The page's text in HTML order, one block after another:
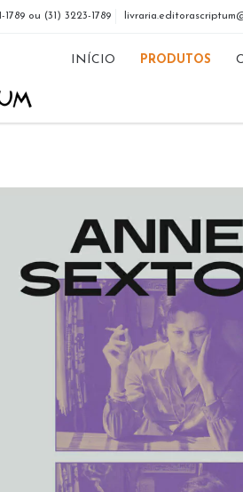
1789 ou (31) 3223-1789
INÍCIO PRODUTOS